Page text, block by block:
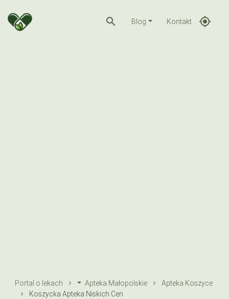
search Blog Kontakt gps_fixed
Portal o lekach Apteka Małopolskie
Apteka Koszyce
Koszycka Apteka Niskich Cen